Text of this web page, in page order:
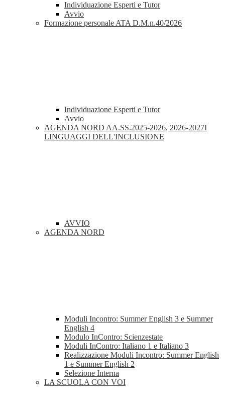
Individuazione Esperti e Tutor
Avvio
Formazione personale ATA D.M.n.40/2026
Individuazione Esperti e Tutor
Avvio
AGENDA NORD AA.SS.2025-2026, 2026-2027I
LINGUAGGI DELL'INCLUSIONE
AVVIO
AGENDA NORD
Moduli Incontro: Summer English 3 e Summer
English 4
Modulo InContro: Scienzestate
Moduli InContro: Italiano 1 e Italiano 3
Realizzazione Moduli Incontro: Summer English
1 e Summer English 2
Selezione Interna
LA SCUOLA CON VOI